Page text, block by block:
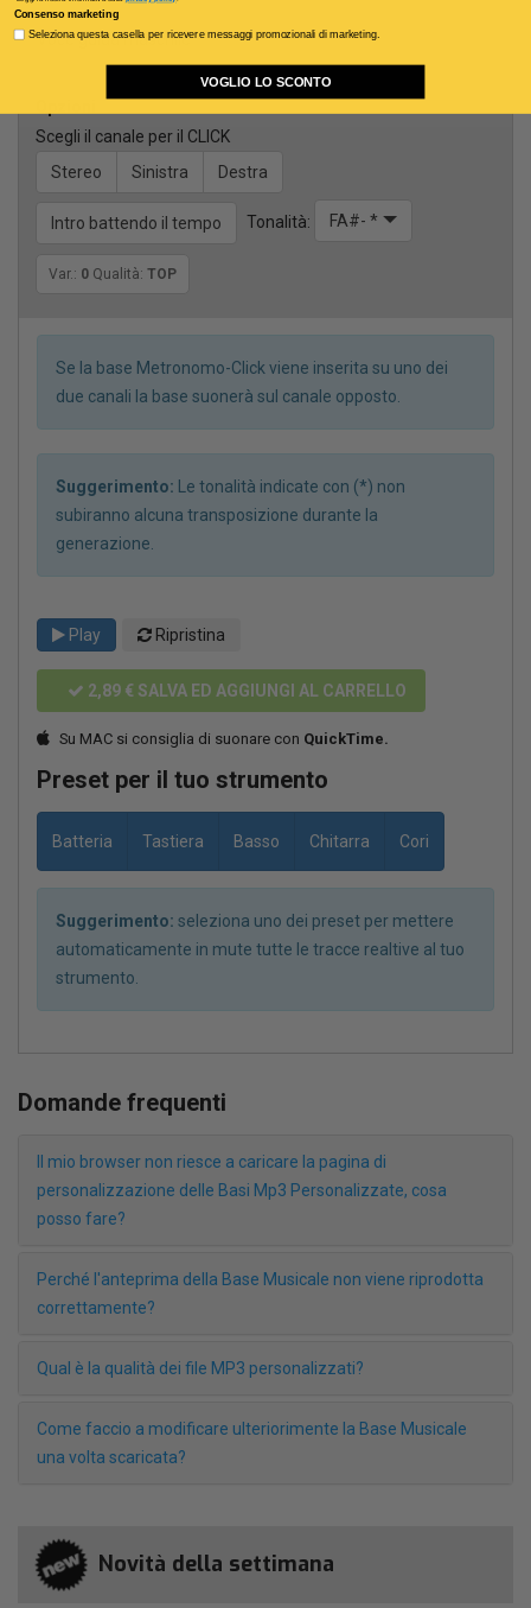
Voce guida maschile
Scegli il canale per il CLICK
Stereo
Sinistra Destra
Intro battendo il tempo Tonalità: FA#- *
Var.: 0 Qualità: TOP
Se la base Metronomo-Click viene inserita su uno dei
due canali la base suonerà sul canale opposto.
Suggerimento: Le tonalità indicate con (*) non
subiranno alcuna transposizione durante la
generazione.
Play Ripristina
2,89 € SALVA ED AGGIUNGI AL CARRELLO
Su MAC si consiglia di suonare con QuickTime.
Preset per il tuo strumento
Batteria Tastiera Basso Chitarra Cori
Suggerimento: seleziona uno dei preset per mettere
automaticamente in mute tutte le tracce realtive al tuo
strumento.
Domande frequenti
Il mio browser non riesce a caricare la pagina di
personalizzazione delle Basi Mp3 Personalizzate, cosa
posso fare?
Perché l'anteprima della Base Musicale non viene riprodotta
correttamente?
Qual è la qualità dei file MP3 personalizzati?
Come faccio a modificare ulteriorimente la Base Musicale
una volta scaricata?
Novità della settimana
Consenso marketing
Seleziona questa casella per ricevere messaggi promozionali di marketing.
VOGLIO LO SCONTO